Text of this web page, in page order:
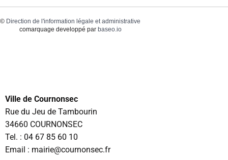
© Direction de l'information légale et administrative
comarquage developpé par baseo.io
Ville de Cournonsec
Rue du Jeu de Tambourin
34660 COURNONSEC
Tel. : 04 67 85 60 10
Email : mairie@cournonsec.fr